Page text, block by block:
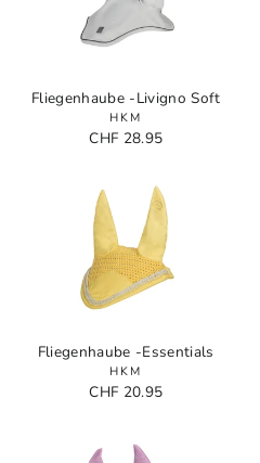
Fliegenhaube -Livigno Soft
HKM
CHF 28.95
Fliegenhaube -Essentials
HKM
CHF 20.95